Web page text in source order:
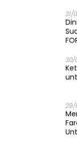
31/
30/
29/